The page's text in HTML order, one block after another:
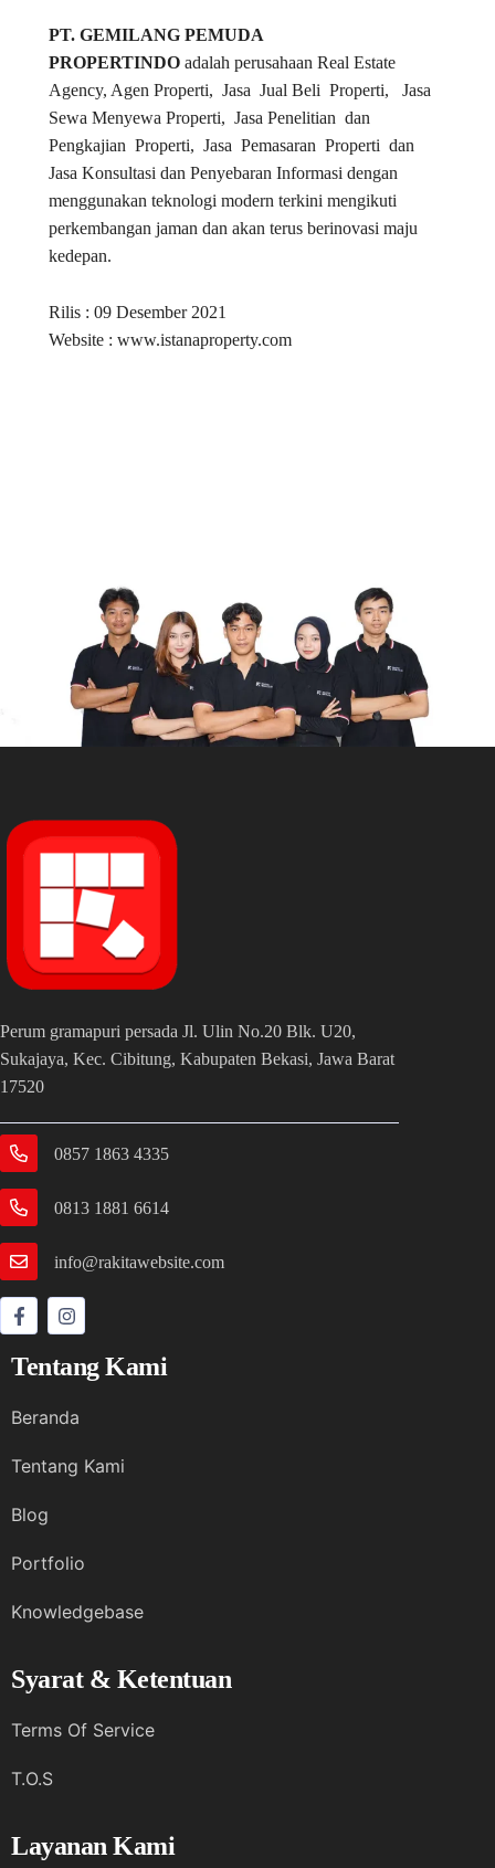
PT. GEMILANG PEMUDA
PROPERTINDO adalah perusahaan Real Estate
Agency, Agen Properti, Jasa Jual Beli Properti, Jasa
Sewa Menyewa Properti, Jasa Penelitian dan
Pengkajian Properti, Jasa Pemasaran Properti dan
Jasa Konsultasi dan Penyebaran Informasi dengan
menggunakan teknologi modern terkini mengikuti
perkembangan jaman dan akan terus berinovasi maju
kedepan.
Rilis : 09 Desember 2021
Website : www.istanaproperty.com
Perum gramapuri persada Jl. Ulin No.20 Blk. U20,
Sukajaya, Kec. Cibitung, Kabupaten Bekasi, Jawa Barat
17520
0857 1863 4335
0813 1881 6614
info@rakitawebsite.com
Tentang Kami
Beranda
Tentang Kami
Blog
Portfolio
Knowledgebase
Syarat & Ketentuan
Terms Of Service
T.O.S
Layanan Kami